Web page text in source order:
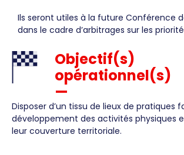
Ils seront utiles à la future Conférence
dans le cadre d’arbitrages sur les
Objectif(s)
opérationnel(s)
—
Disposer d’un tissu de lieux de pratiques
développement des activités physiques
leur couverture territoriale.